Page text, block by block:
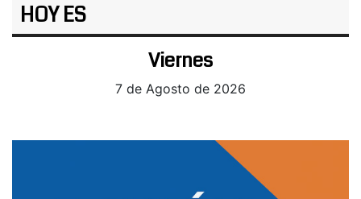
HOY ES
Viernes
7 de Agosto de 2026